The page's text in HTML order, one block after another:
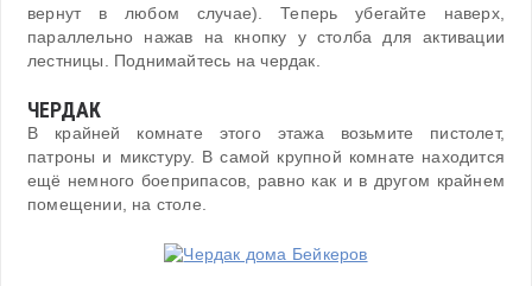
вернут в любом случае). Теперь убегайте наверх,
параллельно нажав на кнопку у столба для активации
лестницы. Поднимайтесь на чердак.
ЧЕРДАК
В крайней комнате этого этажа возьмите пистолет,
патроны и микстуру. В самой крупной комнате находится
ещё немного боеприпасов, равно как и в другом крайнем
помещении, на столе.